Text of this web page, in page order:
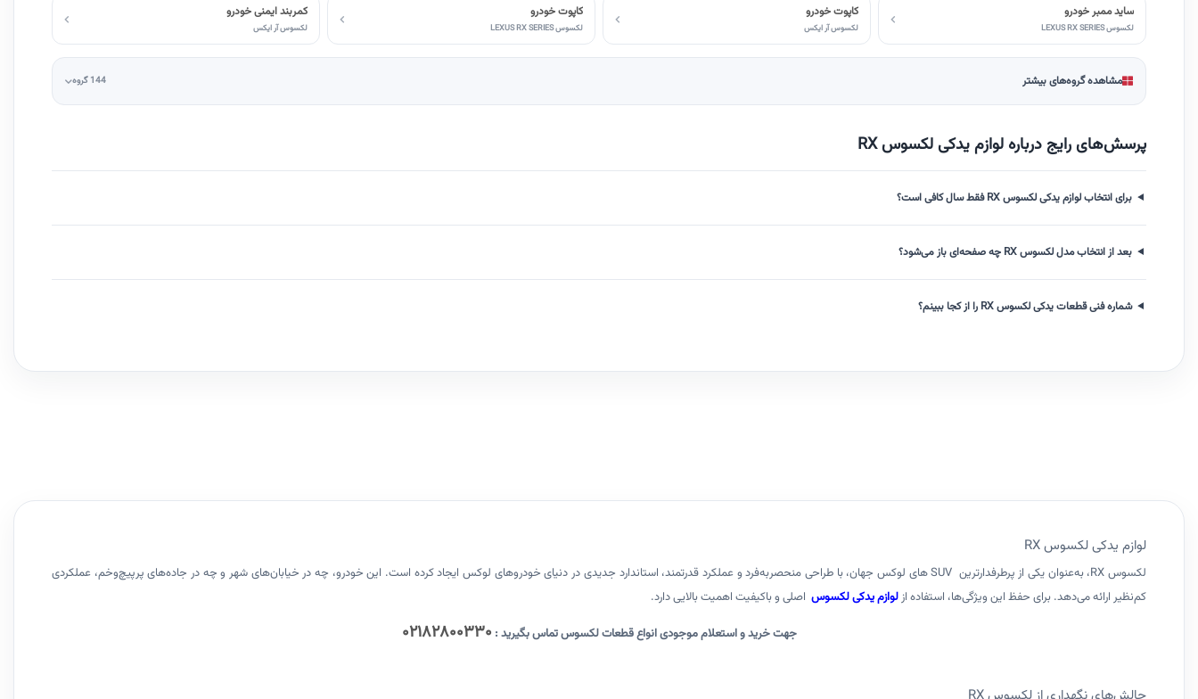
ساید ممبر خودرو
لکسوس LEXUS RX SERIES
کاپوت خودرو
لکسوس آر ایکس
کاپوت خودرو
لکسوس LEXUS RX SERIES
کمربند ایمنی خودرو
لکسوس آر ایکس
مشاهده گروه‌های بیشتر 144 گروه
پرسش‌های رایج درباره لوازم یدکی لکسوس RX
برای انتخاب لوازم یدکی لکسوس RX فقط سال کافی است؟
بعد از انتخاب مدل لکسوس RX چه صفحه‌ای باز می‌شود؟
شماره فنی قطعات یدکی لکسوس RX را از کجا ببینم؟
لوازم یدکی لکسوس RX
لکسوس RX، به‌عنوان یکی از پرطرفدارترین SUV های لوکس جهان، با طراحی منحصربه‌فرد و عملکرد قدرتمند، استاندارد جدیدی در دنیای خودروهای لوکس ایجاد کرده است. این خودرو، چه در خیابان‌های شهر و چه در جاده‌های پرپیچ‌وخم، عملکردی
کم‌نظیر ارائه می‌دهد. برای حفظ این ویژگی‌ها، استفاده ازلوازم یدکیلکسوس اصلی و باکیفیت اهمیت بالایی دارد.
جهت خرید و استعلام موجودی انواع قطعات لکسوس تماس بگیرید : ۰۲۱۸۲۸۰۰۳۳۰